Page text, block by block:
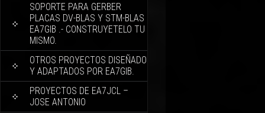
SOPORTE PARA GERBER
PLACAS DV-BLAS Y STM-BLAS
EA7GIB .- CONSTRUYETELO TU
MISMO.
OTROS PROYECTOS DISEÑADO
Y ADAPTADOS POR EA7GIB.
PROYECTOS DE EA7JCL –
JOSE ANTONIO